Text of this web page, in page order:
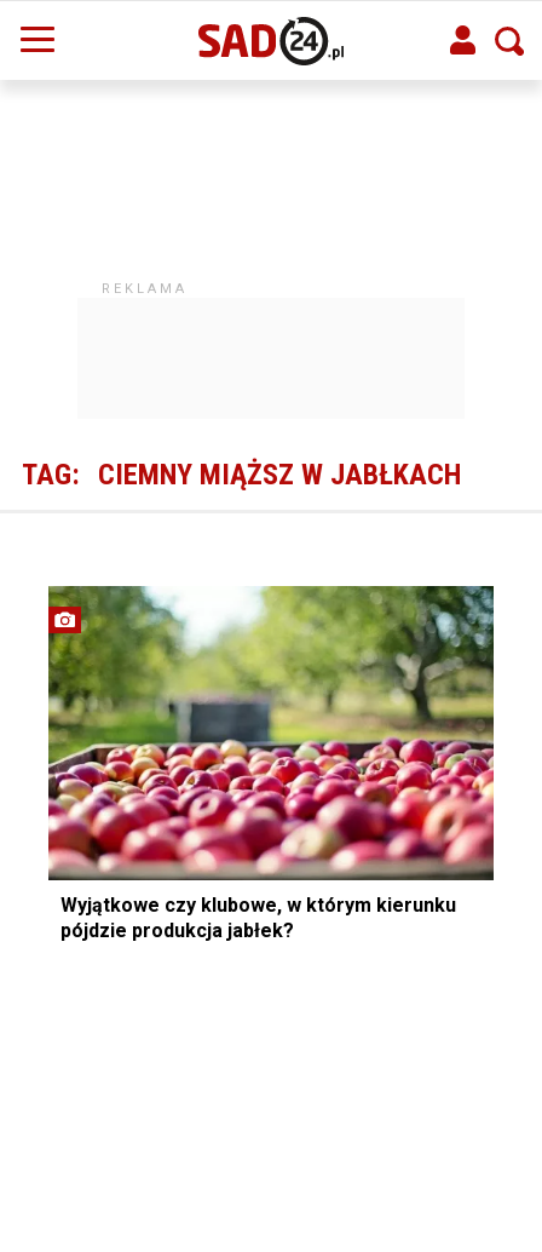
TAG: CIEMNY MIĄŻSZ W JABŁKACH
Wyjątkowe czy klubowe, w którym kierunku
pójdzie produkcja jabłek?